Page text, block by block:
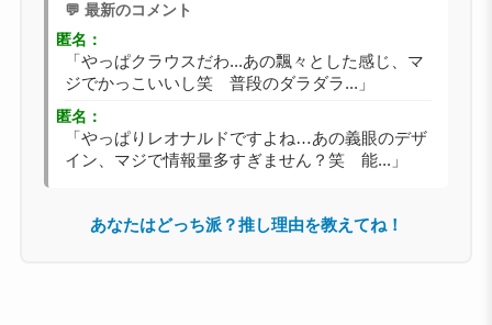
💬 最新のコメント
匿名：
「やっぱクラウスだわ...あの飄々とした感じ、マ
ジでかっこいいし笑 普段のダラダラ...」
匿名：
「やっぱりレオナルドですよね…あの義眼のデザ
イン、マジで情報量多すぎません？笑 能...」
あなたはどっち派？推し理由を教えてね！